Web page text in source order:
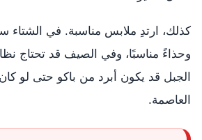
كذلك، ارتدِ ملابس مناسبة. في الشتاء
وحذاءً مناسبًا، وفي الصيف قد تحتاج
الجبل قد يكون أبرد من باكو حتى لو
العاصمة.